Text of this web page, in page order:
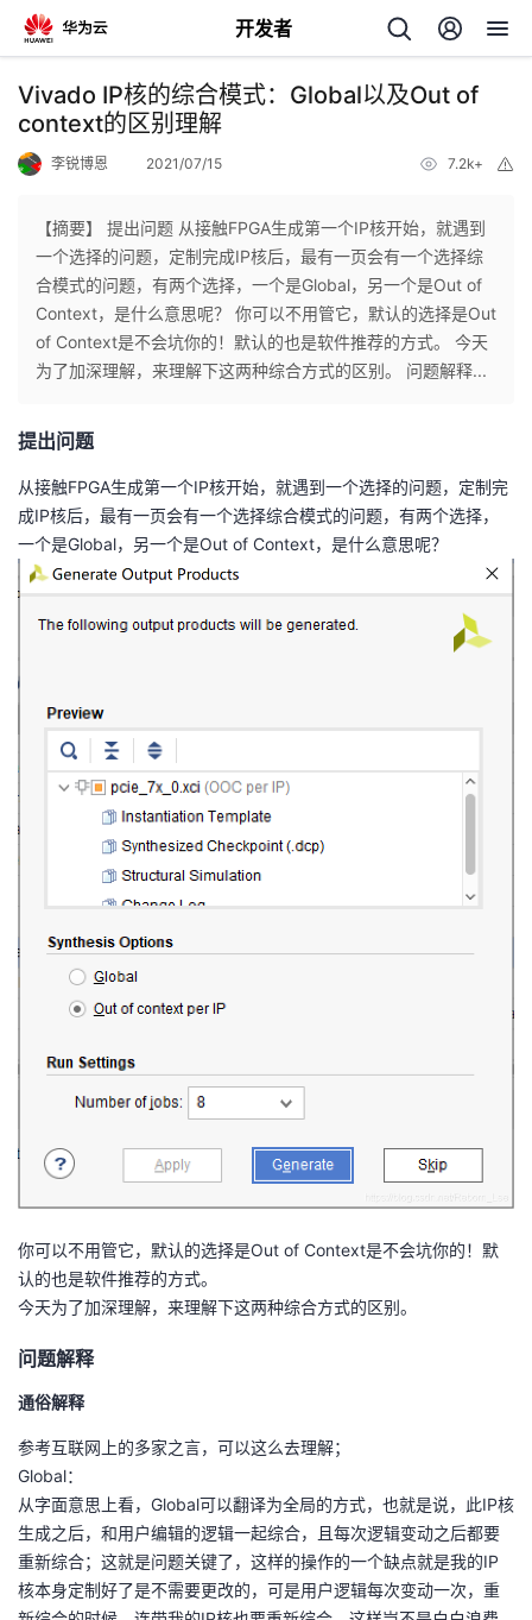
开发者
返
回
个
人
我
发
者
我
博
的
我
发
者
学
的
课
程
我
的
认
证
我
的
实
我
的
Programs
的
支
持
我
技
术
支
持
的
云
声
建
Vivado IP核的综合模式：Global以及Out of
context的区别理解
李锐博恩 2021/07/15 7.2k+
【摘要】 提出问题 从接触FPGA生成第一个IP核开始，就遇到
一个选择的问题，定制完成IP核后，最有一页会有一个选择综
合模式的问题，有两个选择，一个是Global，另一个是Out of
Context，是什么意思呢？ 你可以不用管它，默认的选择是Out
of Context是不会坑你的！默认的也是软件推荐的方式。 今天
为了加深理解，来理解下这两种综合方式的区别。 问题解释...
提出问题
从接触FPGA生成第一个IP核开始，就遇到一个选择的问题，定制完
成IP核后，最有一页会有一个选择综合模式的问题，有两个选择，
一个是Global，另一个是Out of Context，是什么意思呢？
你可以不用管它，默认的选择是Out of Context是不会坑你的！默
认的也是软件推荐的方式。
今天为了加深理解，来理解下这两种综合方式的区别。
问题解释
通俗解释
参考互联网上的多家之言，可以这么去理解；
Global：
从字面意思上看，Global可以翻译为全局的方式，也就是说，此IP核
生成之后，和用户编辑的逻辑一起综合，且每次逻辑变动之后都要
重新综合；这就是问题关键了，这样的操作的一个缺点就是我的IP
核本身定制好了是不需要更改的，可是用户逻辑每次变动一次，重